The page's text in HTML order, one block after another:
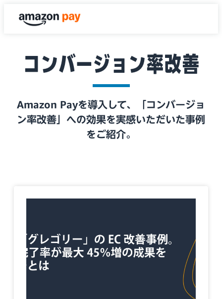
コンバージョン率改善
Amazon Payを導入して、「コンバージョ
ン率改善」への効果を実感いただいた事例
をご紹介。